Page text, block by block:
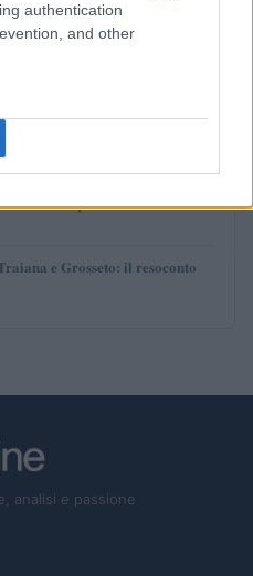
authentication
and other
su calendario, carichi e
United verso il titolo
Giulia Cup 2026: il Barcellona
e Grosseto: il resoconto
analisi e passione